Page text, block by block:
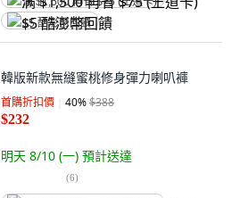
$5 酷澎幣回饋
韓版新款無縫蜜桃修身彈力喇叭褲
首購折扣價 40%$388
$232
明天 8/10 (一) 預計送達
(6)